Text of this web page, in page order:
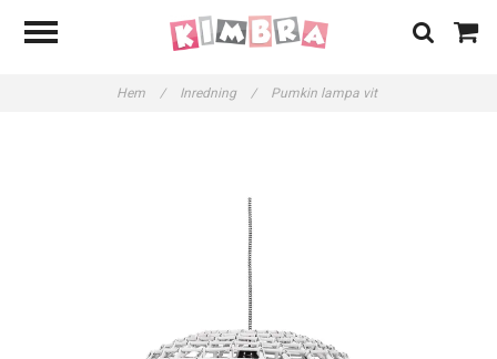
Hem / Inredning / Pumkin lampa vit